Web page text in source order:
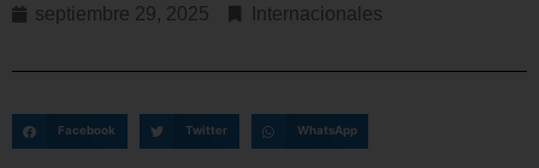
septiembre 29, 2025 Internacionales
Facebook Twitter WhatsApp